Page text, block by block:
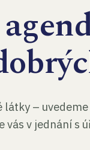
látky –
v jednání s